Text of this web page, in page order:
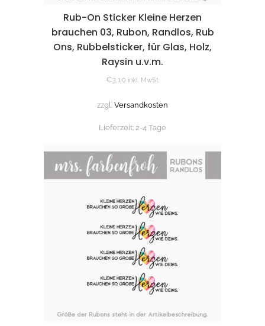
Rub-On Sticker Kleine Herzen
brauchen 03, Rubon, Randlos, Rub
Ons, Rubbelsticker, für Glas, Holz,
Raysin u.v.m.
€3,10 inkl. MwSt.
zzgl. Versandkosten
Lieferzeit: 2-4 Tage